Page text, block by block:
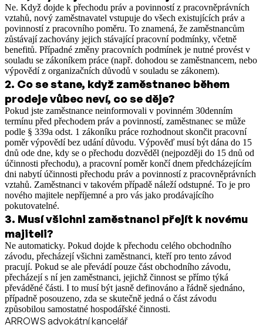
Ne. Když dojde k přechodu práv a povinností z pracovněprávních
vztahů, nový zaměstnavatel vstupuje do všech existujících práv a
povinností z pracovního poměru. To znamená, že zaměstnancům
zůstávají zachovány jejich stávající pracovní podmínky, včetně
benefitů. Případné změny pracovních podmínek je nutné provést v
souladu se zákoníkem práce (např. dohodou se zaměstnancem, nebo
výpovědí z organizačních důvodů v souladu se zákonem).
2. Co se stane, když zaměstnanec během
prodeje vůbec neví, co se děje?
Pokud jste zaměstnance neinformovali v povinném 30denním
termínu před přechodem práv a povinností, zaměstnanec se může
podle § 339a odst. 1 zákoníku práce rozhodnout skončit pracovní
poměr výpovědí bez udání důvodu. Výpověď musí být dána do 15
dnů ode dne, kdy se o přechodu dozvěděl (nejpozději do 15 dnů od
účinnosti přechodu), a pracovní poměr končí dnem předcházejícím
dni nabytí účinnosti přechodu práv a povinností z pracovněprávních
vztahů. Zaměstnanci v takovém případě náleží odstupné. To je pro
nového majitele nepříjemné a pro vás jako prodávajícího
pokutovatelné.
3. Musí všichni zaměstnanci přejít k novému
majiteli?
Ne automaticky. Pokud dojde k přechodu celého obchodního
závodu, přecházejí všichni zaměstnanci, kteří pro tento závod
pracují. Pokud se ale převádí pouze část obchodního závodu,
přecházejí s ní jen zaměstnanci, jejichž činnost se přímo týká
převáděné části. I to musí být jasně definováno a řádně sjednáno,
případně posouzeno, zda se skutečně jedná o část závodu
způsobilou samostatné hospodářské činnosti.
ARROWS advokátní kancelář